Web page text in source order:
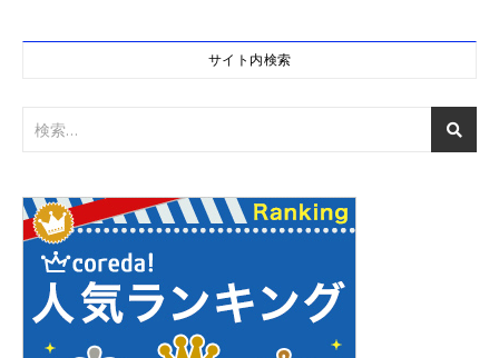
サイト内検索